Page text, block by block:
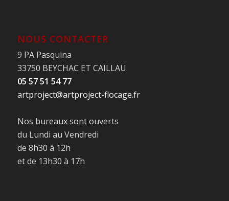
NOUS CONTACTER
9 PA Pasquina
33750 BEYCHAC ET CAILLAU
05 57 51 54 77
artproject@artproject-flocage.fr
Nos bureaux sont ouverts
du Lundi au Vendredi
de 8h30 à 12h
et de 13h30 à 17h